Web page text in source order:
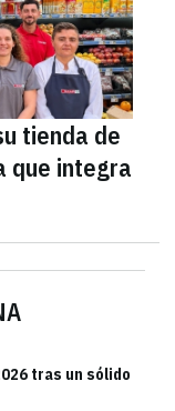
tras un sólido
tienda de
que integra